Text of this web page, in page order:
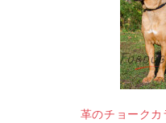
革のチョーク